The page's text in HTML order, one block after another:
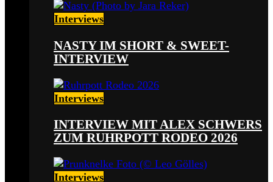
Interviews
NASTY IM SHORT & SWEET-
INTERVIEW
Interviews
INTERVIEW MIT ALEX SCHWERS
ZUM RUHRPOTT RODEO 2026
Interviews